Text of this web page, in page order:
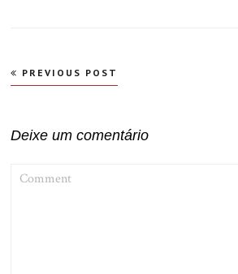
Navegação
de
PREVIOUS POST
Deixe um comentário